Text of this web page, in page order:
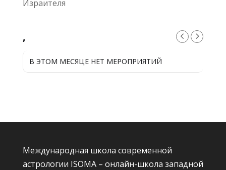
Израителя
,
В ЭТОМ МЕСЯЦЕ НЕТ МЕРОПРИЯТИЙ
Международная школа современной
астрологии ISOMA – онлайн-школа западной